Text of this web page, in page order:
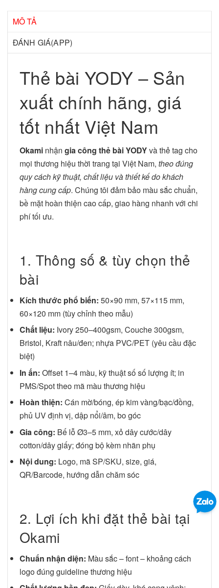
MÔ TẢ
ĐÁNH GIÁ(APP)
Thẻ bài YODY – Sản
xuất chính hãng, giá
tốt nhất Việt Nam
Okami nhận gia công thẻ bài YODYvà thẻ tag cho
mọi thương hiệu thời trang tại Việt Nam, theo đúng
quy cách kỹ thuật, chất liệu và thiết kế do khách
hàng cung cấp. Chúng tôi đảm bảo màu sắc chuẩn,
bề mặt hoàn thiện cao cấp, giao hàng nhanh với chi
phí tối ưu.
1. Thông số & tùy chọn thẻ
bài
Kích thước phổ biến: 50×90 mm, 57×115 mm,
60×120 mm (tùy chỉnh theo mẫu)
Chất liệu: Ivory 250–400gsm, Couche 300gsm,
Bristol, Kraft nâu/đen; nhựa PVC/PET (yêu cầu đặc
biệt)
In ấn: Offset 1–4 màu, kỹ thuật số số lượng ít; in
PMS/Spot theo mã màu thương hiệu
Hoàn thiện: Cán mờ/bóng, ép kim vàng/bạc/đồng,
phủ UV định vị, dập nổi/âm, bo góc
Gia công: Bế lỗ Ø3–5 mm, xỏ dây cước/dây
cotton/dây giấy; đóng bộ kèm nhãn phụ
Nội dung: Logo, mã SP/SKU, size, giá,
QR/Barcode, hướng dẫn chăm sóc
2. Lợi ích khi đặt thẻ bài tại
Okami
Chuẩn nhận diện: Màu sắc – font – khoảng cách
logo đúng guideline thương hiệu